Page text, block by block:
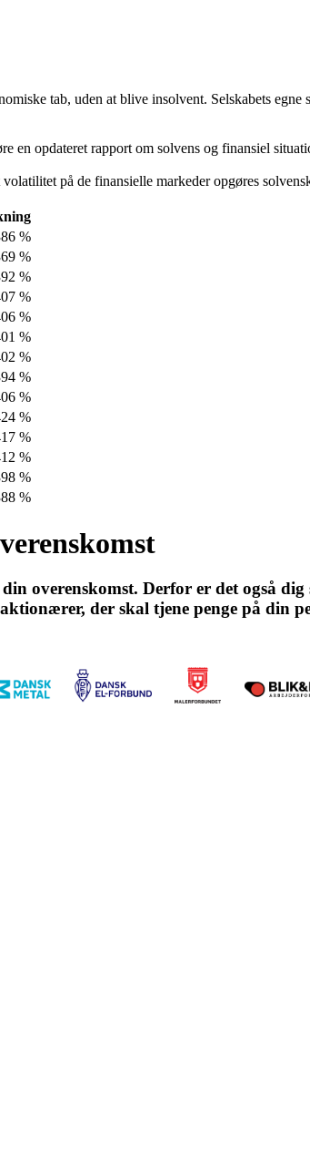
tab, uden at blive insolvent. Selskabets egne
opdateret rapport om solvens og finansiel
på de finansielle markeder opgøres
%
%
%
%
%
%
%
%
%
%
%
%
%
%
overenskomst. Derfor er det også
der skal tjene penge på din